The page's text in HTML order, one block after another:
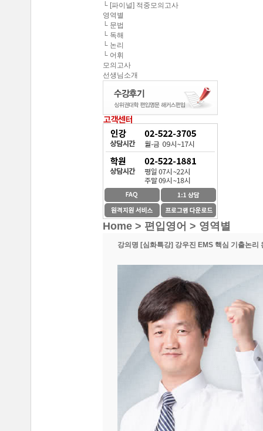
이 달의 베스트강
스타강사진의 강
SNS나 페이지를
환급이라는 조건
수강제한이 없어
방대한 자료와 데
중간에 정리된 자
연세대학교 최종합격 김*진
건국대학교 최종합격 이*준
성균관대학교 최종합격 정*림
중앙대학교 최종합격 이*영
건국대학교 최종합격 정*훈
이화여자대학교 최종합격 김*현
중앙대학교 최종합격 이*준
서울시립대학교 최종합격 한*현
홍익대학교 최종합격 김*영
중앙대학교 최종합격 김*현
한국외국어대학교 최종합격 김*진
중앙대학교 최종합격 한*현
└ [파이널] 적중모의고사
영역별
└ 문법
└ 독해
└ 논리
└ 어휘
모의고사
선생님소개
Home > 편입영어 > 영역별
강의명 [심화특강] 강우진 EMS 핵심 기출논리